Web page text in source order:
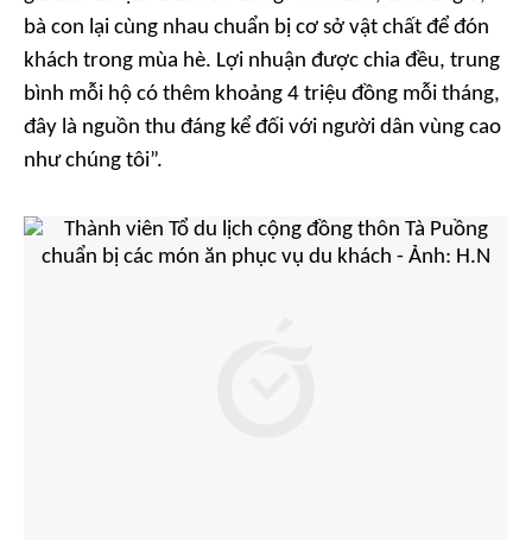
bà con lại cùng nhau chuẩn bị cơ sở vật chất để đón
khách trong mùa hè. Lợi nhuận được chia đều, trung
bình mỗi hộ có thêm khoảng 4 triệu đồng mỗi tháng,
đây là nguồn thu đáng kể đối với người dân vùng cao
như chúng tôi”.